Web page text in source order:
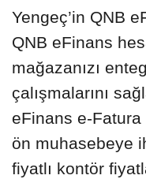
Yengeç’in QNB
QNB eFinans
mağazanızı
çalışmalarını
eFinans e-
ön muhasebeye
fiyatlı kontör